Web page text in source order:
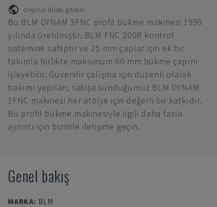
Orijinal dilde göster
Bu BLM DYNAM 3FNC profil bükme makinesi 1999
yılında üretilmiştir. BLM FNC 200R kontrol
sistemine sahiptir ve 25 mm çaplar için ek bir
takımla birlikte maksimum 60 mm bükme çapını
işleyebilir. Güvenilir çalışma için düzenli olarak
bakımı yapılan, satışa sunduğumuz BLM DYNAM
3FNC makinesi her atölye için değerli bir katkıdır.
Bu profil bükme makinesiyle ilgili daha fazla
ayrıntı için bizimle iletişime geçin.
Genel bakış
MARKA: BLM